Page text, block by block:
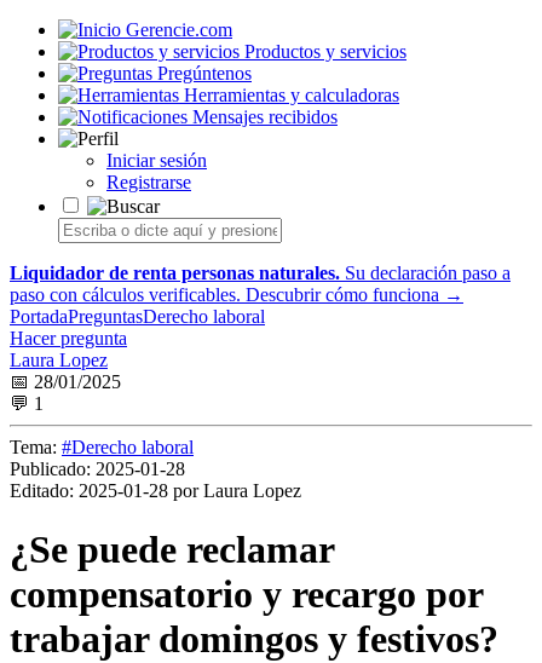
Gerencie.com
Productos y servicios
Pregúntenos
Herramientas y calculadoras
Mensajes recibidos
Iniciar sesión
Registrarse
Liquidador de renta personas naturales. Su declaración paso a
paso con cálculos verificables. Descubrir cómo funciona →
PortadaPreguntasDerecho laboral
Hacer pregunta
Laura Lopez
📅 28/01/2025
💬 1
Tema: #Derecho laboral
Publicado: 2025-01-28
Editado: 2025-01-28 por Laura Lopez
¿Se puede reclamar
compensatorio y recargo por
trabajar domingos y festivos?